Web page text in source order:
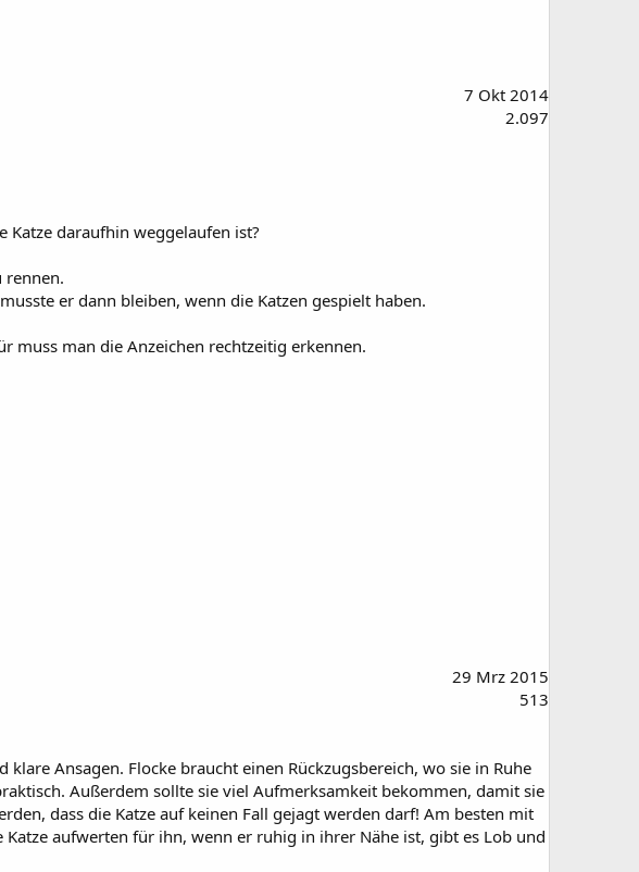
7 Okt 2014
2.097
daraufhin weggelaufen ist?
rennen.
er dann bleiben, wenn die Katzen gespielt haben.
muss man die Anzeichen rechtzeitig erkennen.
29 Mrz 2015
513
Ansagen. Flocke braucht einen Rückzugsbereich, wo sie in Ruhe
Außerdem sollte sie viel Aufmerksamkeit bekommen, damit sie
dass die Katze auf keinen Fall gejagt werden darf! Am besten mit
aufwerten für ihn, wenn er ruhig in ihrer Nähe ist, gibt es Lob und